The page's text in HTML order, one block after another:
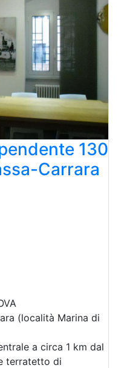
130
Carrara
(località Marina di
a circa 1 km dal
terratetto di